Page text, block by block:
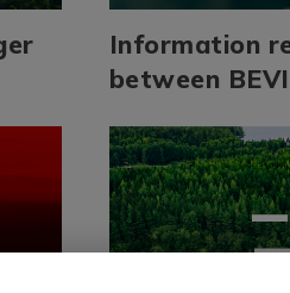
Information
between